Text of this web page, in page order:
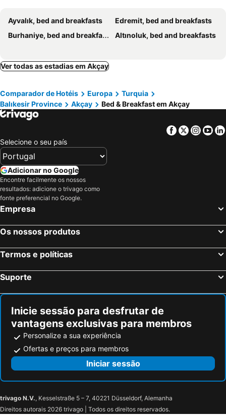
Ayvalık, bed and breakfasts
Edremit, bed and breakfasts
Burhaniye, bed and breakfasts
Altınoluk, bed and breakfasts
Ver todas as estadias em Akçay
Comparador de Hotéis Europa
Turquia
Balıkesir Province
Akçay Bed & Breakfast em Akçay
Facebook
Twitter
Selecione o seu país
Adicionar no Google
Encontre facilmente os nossos
resultados: adicione o trivago como
fonte preferencial no Google.
Empresa
Os nossos produtos
Termos e políticas
Suporte
Inicie sessão para desfrutar de
vantagens exclusivas para membros
Personalize a sua experiência
Ofertas e preços para membros
Iniciar sessão
trivago N.V., Kesselstraße 5 – 7, 40221 Düsseldorf, Alemanha
Direitos autorais 2026 trivago | Todos os direitos reservados.